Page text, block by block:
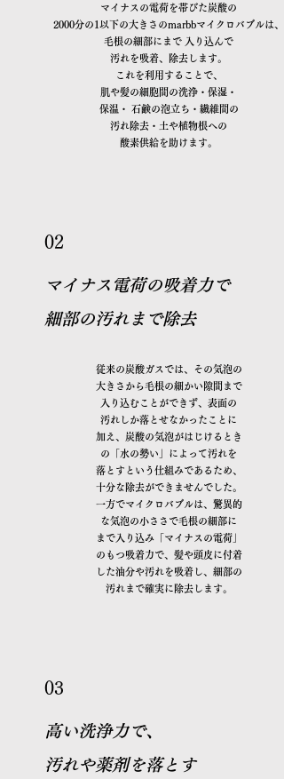
マイナスの電荷を帯びた炭酸の
2000分の1以下の大きさのmarbbマイクロバブルは、
毛根の細部にまで 入り込んで
汚れを吸着、除去します。
これを利用することで、
肌や髪の細胞間の洗浄・保湿・
保温・ 石鹸の泡立ち・繊維間の
汚れ除去・土や植物根への
酸素供給を助けます。
02
マイナス電荷の吸着力で
細部の汚れまで除去
従来の炭酸ガスでは、その気泡の
大きさから毛根の細かい隙間まで
入り込むことができず、表面の
汚れしか落とせなかったことに
加え、炭酸の気泡がはじけるとき
の「水の勢い」によって汚れを
落とすという仕組みであるため、
十分な除去ができませんでした。
一方でマイクロバブルは、驚異的
な気泡の小ささで毛根の細部に
まで入り込み「マイナスの電荷」
のもつ吸着力で、髪や頭皮に付着
した油分や汚れを吸着し、細部の
汚れまで確実に除去します。
03
高い洗浄力で、
汚れや薬剤を落とす